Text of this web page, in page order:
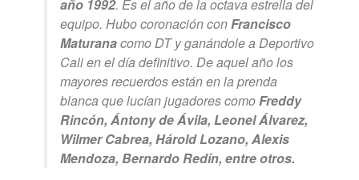
año 1992. Es el año de la octava estrella del
equipo. Hubo coronación conFrancisco
Maturanacomo DT y ganándole a Deportivo
Cali en el día definitivo. De aquel año los
mayores recuerdos están en la prenda
blanca que lucían jugadores comoFreddy
Rincón, Ántony de Ávila, Leonel Álvarez,
Wilmer Cabrea, Hárold Lozano, Alexis
Mendoza, Bernardo Redín, entre otros.